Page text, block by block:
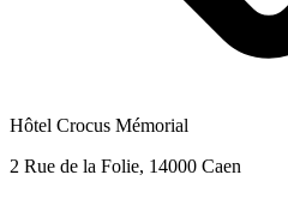
Hôtel Crocus Mémorial
2 Rue de la Folie, 14000 Caen